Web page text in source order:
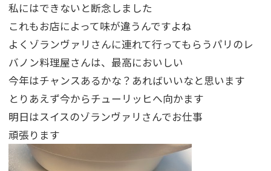
私にはできないと断念しました
これもお店によって味が違うんですよね
よくゾランヴァリさんに連れて行ってもらうパリのレ
バノン料理屋さんは、最高においしい
今年はチャンスあるかな？あればいいなと思います
とりあえず今からチューリッヒへ向かます
明日はスイスのゾランヴァリさんでお仕事
頑張ります